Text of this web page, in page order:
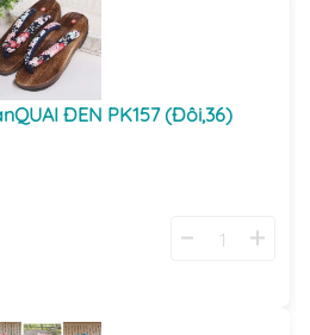
ĐEN PK157 (Đôi,36)